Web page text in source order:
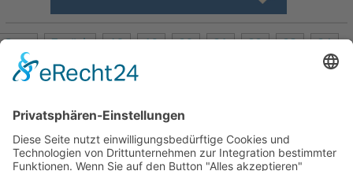
Start Zurück 18 19 20 21 22 23
24
Seite 26 von 27
Mollenhauer Adresse